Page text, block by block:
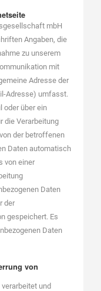
mbH
Angaben, die
zu unserem
mit
Adresse der
Adresse) umfasst.
oder über ein
die Verarbeitung
der betroffenen
Daten automatisch
von einer
Daten
der
gespeichert. Es
Daten
von
und